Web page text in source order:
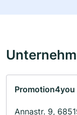
Promotion4you
Annastr. 9,